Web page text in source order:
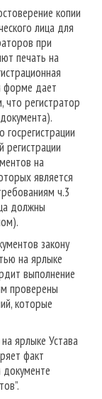
копии
лица для
при
печать на
форме дает
что регистратор
регистрации
на
является
ч.3
должны
закону
на ярлыке
выполнение
проверены
которые
ярлыке Устава
факт